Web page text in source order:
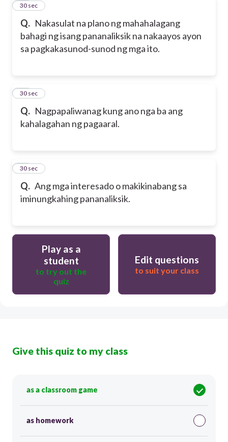
Q. Nakasulat na plano ng mahahalagang
bahagi ng isang pananaliksik na nakaayos ayon
sa pagkakasunod-sunod ng mga ito.
48
30 sec
Q. Nagpapaliwanag kung ano nga ba ang
kahalagahan ng pagaaral.
49
30 sec
Q. Ang mga interesado o makikinabang sa
iminungkahing pananaliksik.
50
30 sec
Play as a
student
to try out the
quiz
Edit questions
to suit your class
Give this quiz to my class
as a classroom game
as homework